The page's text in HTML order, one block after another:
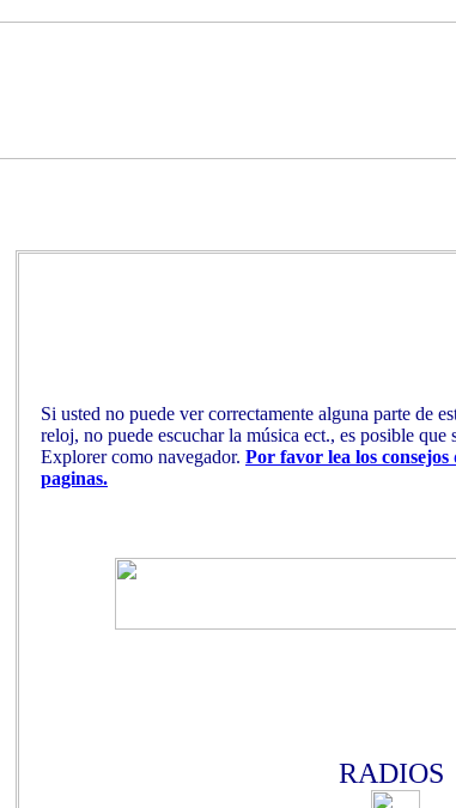
Si usted no puede ver correctamente alguna parte de
reloj, no puede escuchar la música ect., es posible que
Explorer como navegador. Por favor lea los
paginas.
RADIOS